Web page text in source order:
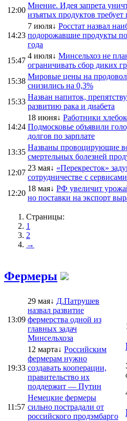
12:00
Мнение. Идея запрета
изъятых продуктов требует
14:23
7 июля↓ Росстат назвал
подорожавшие продукты
года
15:47
4 июля↓ Минсельхоз не
ограничивать сбор диких
15:38
Мировые цены на
снизились на 0,3%
15:33
Назван напиток,
развитию рака и диабета
14:24
18 июня↓ Работники
Подмосковье объявили
долгов по зарплате
13:35
Названы провоцирующие
смертельных болезней
12:07
23 мая↓ «Перекресток»
сотрудничестве с
12:20
18 мая↓ РФ увеличит
но поставки на экспорт
Страницы:
1
2
→
Фермеры
13:09
29 мая↓ Д.Патрушев
назвал развитие
фермерства одной из
главных задач
Минсельхоза
19:33
12 марта↓ Российским
фермерам нужно
создавать кооперации,
правительство их
поддержит — Путин
11:57
Немецкие фермеры
сильно пострадали от
российского продэмбарго